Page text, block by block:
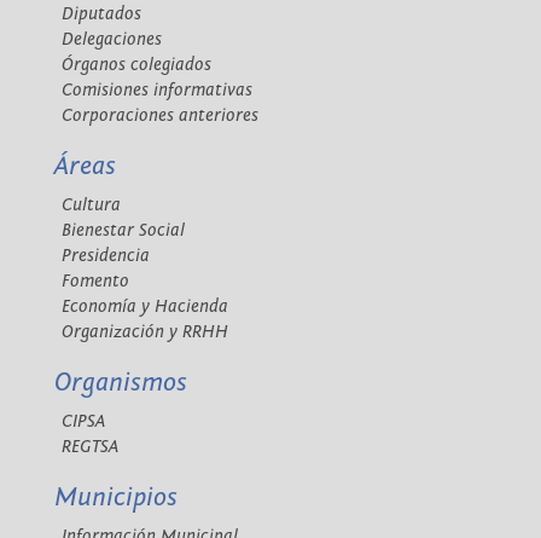
Diputados
Delegaciones
Órganos colegiados
Comisiones informativas
Corporaciones anteriores
Áreas
Cultura
Bienestar Social
Presidencia
Fomento
Economía y Hacienda
Organización y RRHH
Organismos
CIPSA
REGTSA
Municipios